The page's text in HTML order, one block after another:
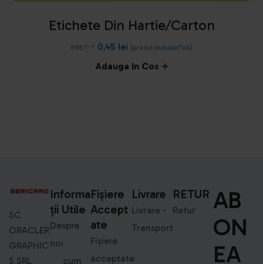
Etichete Din Hartie/carton
PRET: * 0,45 lei (pretul includeTVA)
Adauga In Cos
AB
ON
EA
Informa
Ții Utile
Despre
noi
cum
Fișiere
Accept
Ate
Fișiere
acceptate
Livrare
Livrare -
Transport
RETUR
Retur
SC
ORACLER
GRAPHIC
S SRL